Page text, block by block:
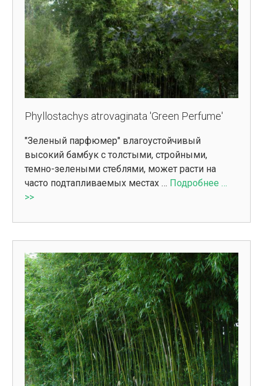
Phyllostachys atrovaginata 'Green Perfume'
"Зеленый парфюмер" влагоустойчивый
высокий бамбук с толстыми, стройными,
темно-зелеными стеблями, может расти на
часто подтапливаемых местах … Подробнее …
>>